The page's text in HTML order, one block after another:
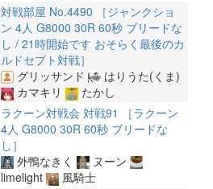
対戦部屋 No.4490 ［ジャンクショ
ン 4人 G8000 30R 60秒 ブリードな
し / 21時開始です おそらく最後のカ
ルドセプト対戦］
グリッサンド
はりうた(くま)
カマキリ
たかし
ラクーン対戦会 対戦91 ［ラクーン
4人 G8000 30R 60秒 ブリードな
し］
外鴨なきく
ヌーン
limelight
風騎士